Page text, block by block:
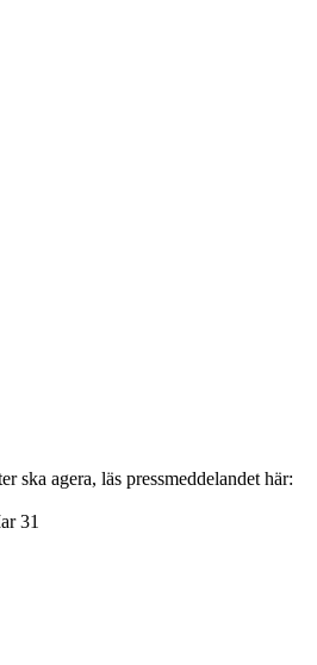
ska agera, läs pressmeddelandet här:
31